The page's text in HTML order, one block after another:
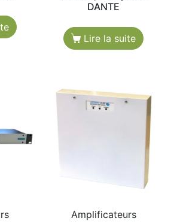
DANTE
Lire la suite
Amplificateurs